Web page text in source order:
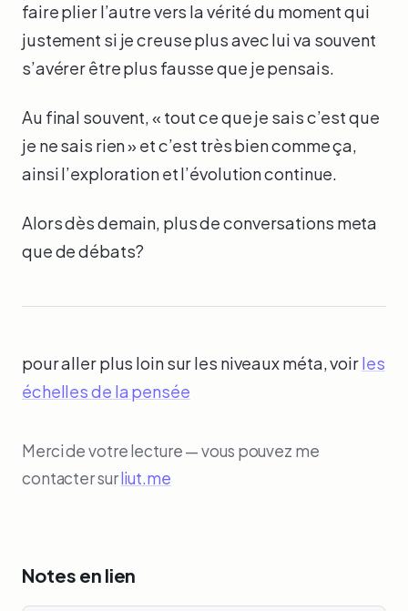
faire plier l’autre vers la vérité du moment qui
justement si je creuse plus avec lui va souvent
s’avérer être plus fausse que je pensais.
Au final souvent, « tout ce que je sais c’est que
je ne sais rien » et c’est très bien comme ça,
ainsi l’exploration et l’évolution continue.
Alors dès demain, plus de conversations meta
que de débats?
pour aller plus loin sur les niveaux méta, voirles
échelles de la pensée
Merci de votre lecture — vous pouvez me
contacter surliut.me
Notes en lien